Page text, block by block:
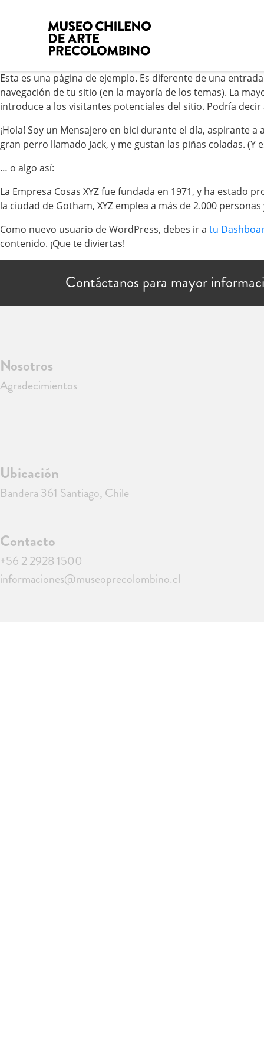
Esta es una página de ejemplo. Es diferente de una
navegación de tu sitio (en la mayoría de los temas). La
introduce a los visitantes potenciales del sitio. Podría
¡Hola! Soy un Mensajero en bici durante el día, aspirante
gran perro llamado Jack, y me gustan las piñas coladas. (Y
… o algo así:
La Empresa Cosas XYZ fue fundada en 1971, y ha estado
la ciudad de Gotham, XYZ emplea a más de 2.000
Como nuevo usuario de WordPress, debes ir a tu
contenido. ¡Que te diviertas!
Contáctanos para mayor
Nosotros
Agradecimientos
Ubicación
Bandera 361 Santiago, Chile
Contacto
+56 2 2928 1500
informaciones@museoprecolombino.cl